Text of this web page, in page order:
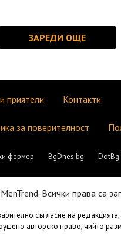
приятели Контакти
за поверителност
фермер BgDnes.bg
Всички права са
съгласие на
авторско право, чийто